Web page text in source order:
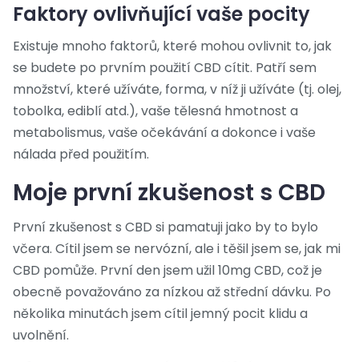
Faktory ovlivňující vaše pocity
Existuje mnoho faktorů, které mohou ovlivnit to, jak
se budete po prvním použití CBD cítit. Patří sem
množství, které užíváte, forma, v níž ji užíváte (tj. olej,
tobolka, ediblí atd.), vaše tělesná hmotnost a
metabolismus, vaše očekávání a dokonce i vaše
nálada před použitím.
Moje první zkušenost s CBD
První zkušenost s CBD si pamatuji jako by to bylo
včera. Cítil jsem se nervózní, ale i těšil jsem se, jak mi
CBD pomůže. První den jsem užil 10mg CBD, což je
obecně považováno za nízkou až střední dávku. Po
několika minutách jsem cítil jemný pocit klidu a
uvolnění.